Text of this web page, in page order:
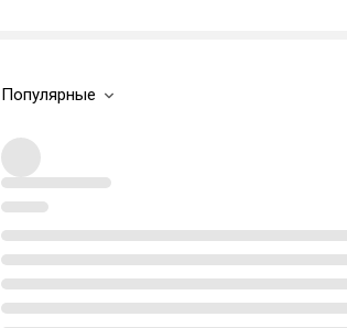
Популярные